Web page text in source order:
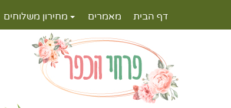
דף הבית מאמרים מחירון משלוחים